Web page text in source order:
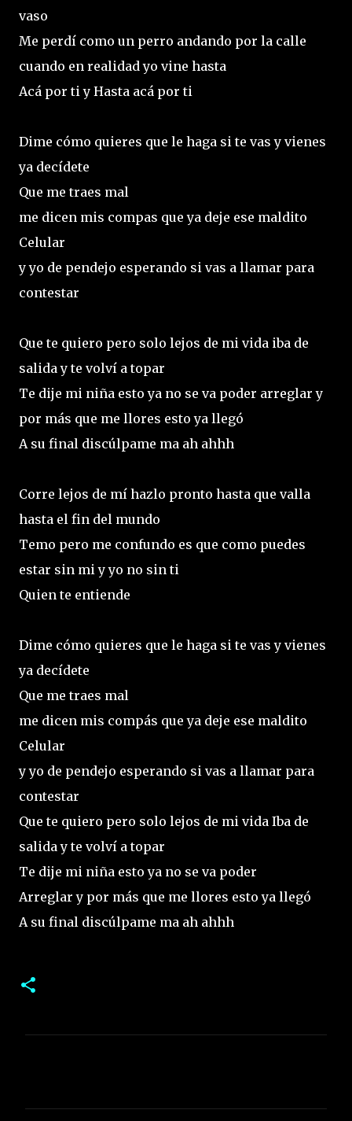
vaso
Me perdí como un perro andando por la calle
cuando en realidad yo vine hasta
Acá por ti y Hasta acá por ti
Dime cómo quieres que le haga si te vas y vienes
ya decídete
Que me traes mal
me dicen mis compas que ya deje ese maldito
Celular
y yo de pendejo esperando si vas a llamar para
contestar
Que te quiero pero solo lejos de mi vida iba de
salida y te volví a topar
Te dije mi niña esto ya no se va poder arreglar y
por más que me llores esto ya llegó
A su final discúlpame ma ah ahhh
Corre lejos de mí hazlo pronto hasta que valla
hasta el fin del mundo
Temo pero me confundo es que como puedes
estar sin mi y yo no sin ti
Quien te entiende
Dime cómo quieres que le haga si te vas y vienes
ya decídete
Que me traes mal
me dicen mis compás que ya deje ese maldito
Celular
y yo de pendejo esperando si vas a llamar para
contestar
Que te quiero pero solo lejos de mi vida Iba de
salida y te volví a topar
Te dije mi niña esto ya no se va poder
Arreglar y por más que me llores esto ya llegó
A su final discúlpame ma ah ahhh